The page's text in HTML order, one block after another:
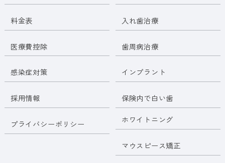
料金表
医療費控除
感染症対策
採用情報
プライバシーポリシー
入れ歯治療
歯周病治療
インプラント
保険内で白い歯
ホワイトニング
マウスピース矯正